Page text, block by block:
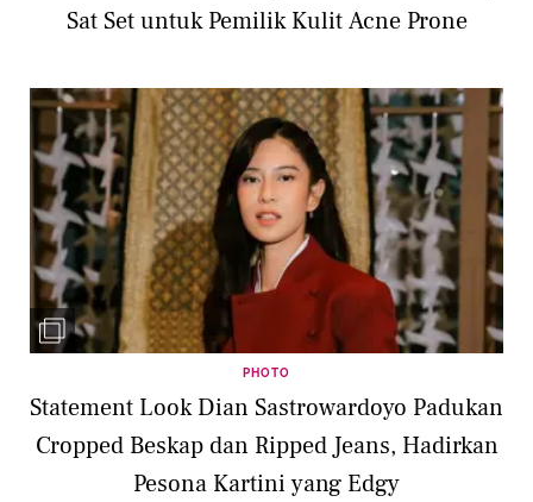
Sat Set untuk Pemilik Kulit Acne Prone
PHOTO
Statement Look Dian Sastrowardoyo Padukan
Cropped Beskap dan Ripped Jeans, Hadirkan
Pesona Kartini yang Edgy